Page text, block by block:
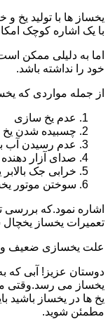
یخساز ها با تولید یخ
با یک اشاره کوچک
اما به دلیلی ممکن
خود را نداشته باشد.
از جمله مواردی که
عدم یخ سازی
چسبیده شدن یخ
عدم رسیدن آب
صدای آزار
خرابی جک بالابر
سوختن موتور
اشاره نمود.که بررسی
تعمیرات یخساز
علت یخسازی ضعیف و
دوستان عزیز! آبی که
یخساز می رسد.وقتی
یخ ها در یخساز باشید
مطمئن شوید.